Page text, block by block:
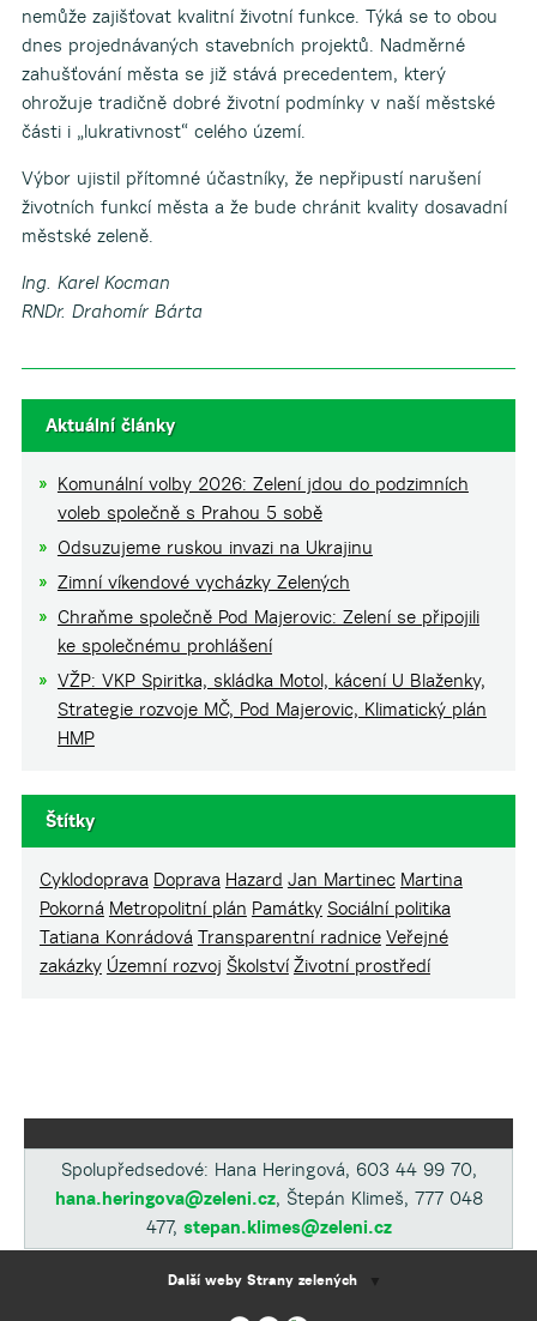
nemůže zajišťovat kvalitní životní funkce. Týká se to obou
dnes projednávaných stavebních projektů. Nadměrné
zahušťování města se již stává precedentem, který
ohrožuje tradičně dobré životní podmínky v naší městské
části i „lukrativnost“ celého území.
Výbor ujistil přítomné účastníky, že nepřipustí narušení
životních funkcí města a že bude chránit kvality dosavadní
městské zeleně.
Ing. Karel Kocman
RNDr. Drahomír Bárta
Aktuální články
Komunální volby 2026: Zelení jdou do podzimních
voleb společně s Prahou 5 sobě
Odsuzujeme ruskou invazi na Ukrajinu
Zimní víkendové vycházky Zelených
Chraňme společně Pod Majerovic: Zelení se připojili
ke společnému prohlášení
VŽP: VKP Spiritka, skládka Motol, kácení U Blaženky,
Strategie rozvoje MČ, Pod Majerovic, Klimatický plán
HMP
Štítky
Cyklodoprava Doprava Hazard Jan Martinec Martina
Pokorná Metropolitní plán Památky Sociální politika
Tatiana Konrádová Transparentní radnice Veřejné
zakázky Územní rozvoj Školství Životní prostředí
Spolupředsedové: Hana Heringová, 603 44 99 70,
hana.heringova@zeleni.cz, Štepán Klimeš, 777 048
477, stepan.klimes@zeleni.cz
Další weby Strany zelených ▼